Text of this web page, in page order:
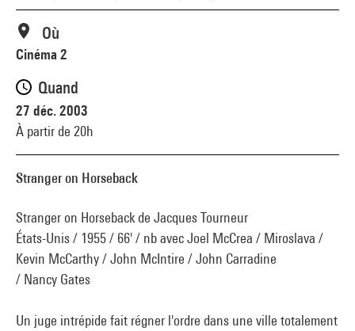
Stranger on Horseback
Stranger on Horseback de Jacques Tourneur
États-Unis / 1955 / 66' / nb avec Joel McCrea / Miroslava /
Kevin McCarthy / John McIntire / John Carradine
/ Nancy Gates
Un juge intrépide fait régner l'ordre dans une ville totalement
Où
Cinéma 2
Quand
27 déc. 2003
À partir de 20h